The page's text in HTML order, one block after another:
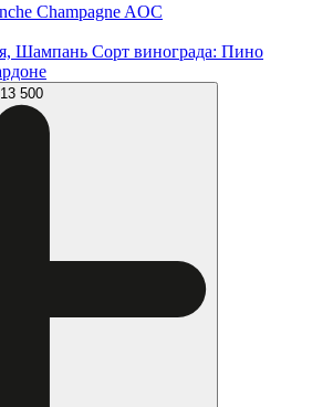
Champagne AOC
Шампань Сорт винограда: Пино
13 500